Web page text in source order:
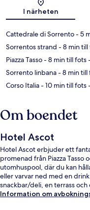
I närheten
Cattedrale di Sorrento- 5
Sorrentos strand - 8 min till
Piazza Tasso- 8 min till fots
Sorrento linbana- 8 min till
Corso Italia- 10 min till fots
Om boendet
Hotel Ascot
Hotel Ascot erbjuder ett
promenad från Piazza Tasso
utomhuspool, där du kan
eller varvar ned med en
snackbar/deli, en terrass
Information om